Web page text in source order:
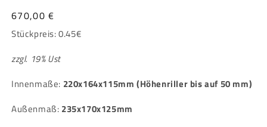
Normaler
Preis
670,00 €
Stückpreis:0.45€
zzgl. 19% Ust
Innenmaße: 220x164x115mm (Höhenriller bis auf 50 mm)
Außenmaß: 235x170x125mm